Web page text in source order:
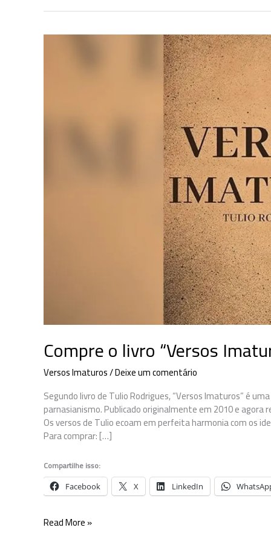
Compre o livro “Versos
Versos Imaturos/Deixe um comentário
Segundo livro de Tulio Rodrigues, “Versos Imaturos” é
parnasianismo. Publicado originalmente em 2010 e
Os versos de Tulio ecoam em perfeita harmonia com os
Para comprar: […]
Compartilhe isso:
Facebook X LinkedIn
Compre
Read More »